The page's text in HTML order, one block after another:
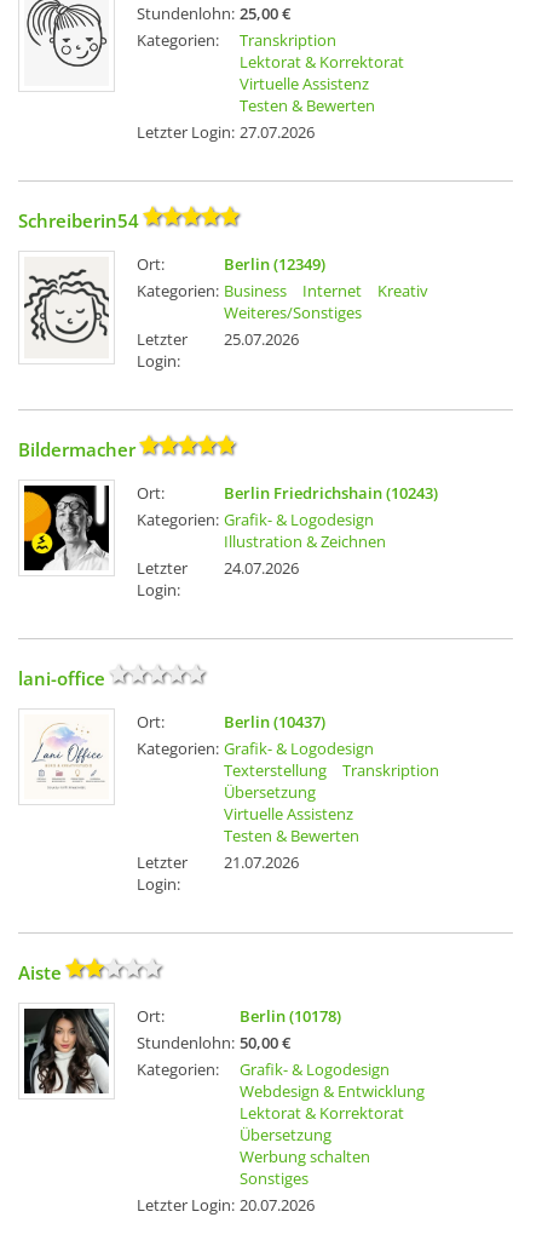
Stundenlohn: 25,00 €
Kategorien:
Transkription
Lektorat & Korrektorat
Virtuelle Assistenz
Testen & Bewerten
Letzter Login: 27.07.2026
Schreiberin54
Ort:
Berlin (12349)
Kategorien: Business Internet
Kreativ
Weiteres/Sonstiges
Letzter
Login:
25.07.2026
Bildermacher
Ort:
Berlin Friedrichshain (10243)
Kategorien: Grafik- & Logodesign
Illustration & Zeichnen
Letzter
Login:
24.07.2026
lani-office
Ort:
Berlin (10437)
Kategorien: Grafik- & Logodesign
Texterstellung
Transkription
Übersetzung
Virtuelle Assistenz
Testen & Bewerten
Letzter
Login:
21.07.2026
Aiste
Ort:
Berlin (10178)
Stundenlohn: 50,00 €
Kategorien:
Grafik- & Logodesign
Webdesign & Entwicklung
Lektorat & Korrektorat
Übersetzung
Werbung schalten
Sonstiges
Letzter Login: 20.07.2026